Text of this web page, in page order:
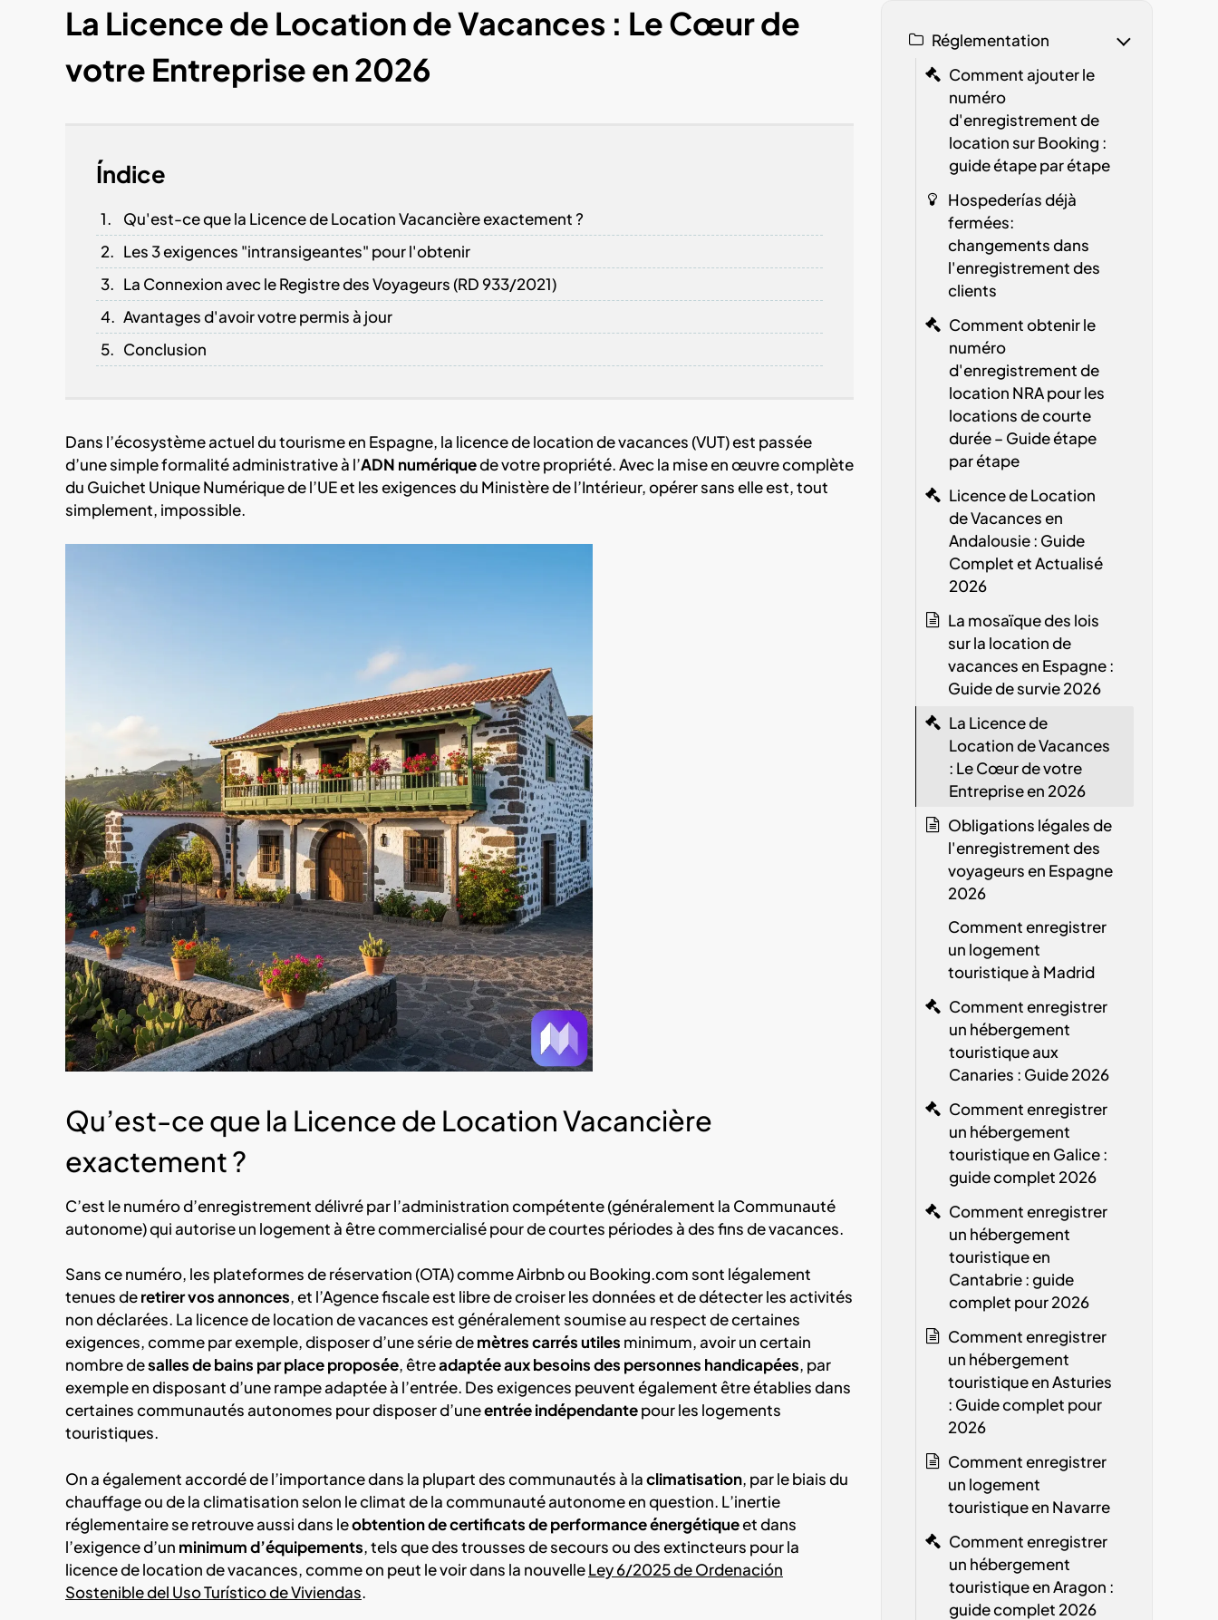
La Licence de Location de Vacances : Le Cœur de
votre Entreprise en 2026
Índice
Qu'est-ce que la Licence de Location Vacancière exactement ?
Les 3 exigences "intransigeantes" pour l'obtenir
La Connexion avec le Registre des Voyageurs (RD 933/2021)
Avantages d'avoir votre permis à jour
Conclusion
Dans l’écosystème actuel du tourisme en Espagne, la licence de location de vacances (VUT) est passée
d’une simple formalité administrative à l’ADN numériquede votre propriété. Avec la mise en œuvre complète
du Guichet Unique Numérique de l’UE et les exigences du Ministère de l’Intérieur, opérer sans elle est, tout
simplement, impossible.
Qu’est-ce que la Licence de Location Vacancière
exactement ?
C’est le numéro d’enregistrement délivré par l’administration compétente (généralement la Communauté
autonome) qui autorise un logement à être commercialisé pour de courtes périodes à des fins de vacances.
Sans ce numéro, les plateformes de réservation (OTA) comme Airbnb ou Booking.com sont légalement
tenues deretirer vos annonces, et l’Agence fiscale est libre de croiser les données et de détecter les activités
non déclarées. La licence de location de vacances est généralement soumise au respect de certaines
exigences, comme par exemple, disposer d’une série demètres carrés utiles minimum, avoir un certain
nombre desalles de bains par place proposée, êtreadaptée aux besoins des personnes handicapées, par
exemple en disposant d’une rampe adaptée à l’entrée. Des exigences peuvent également être établies dans
certaines communautés autonomes pour disposer d’uneentrée indépendantepour les logements
touristiques.
On a également accordé de l’importance dans la plupart des communautés à laclimatisation, par le biais du
chauffage ou de la climatisation selon le climat de la communauté autonome en question. L’inertie
réglementaire se retrouve aussi dans leobtention de certificats de performance énergétiqueet dans
l’exigence d’un minimum d’équipements, tels que des trousses de secours ou des extincteurs pour la
licence de location de vacances, comme on peut le voir dans la nouvelleLey 6/2025 de Ordenación
Sostenible del Uso Turístico de Viviendas.
Réglementation
Comment ajouter le
numéro
d'enregistrement de
location sur Booking :
guide étape par étape
Hospederías déjà
fermées:
changements dans
l'enregistrement des
clients
Comment obtenir le
numéro
d'enregistrement de
location NRApour les
locations de courte
durée – Guide étape
par étape
Licence de Location
de Vacances en
Andalousie : Guide
Complet et Actualisé
2026
La mosaïque des lois
sur la location de
vacances en Espagne :
Guide de survie 2026
La Licence de
Location de Vacances
: Le Cœur de votre
Entreprise en 2026
Obligations légales de
l'enregistrement des
voyageurs en Espagne
2026
Comment enregistrer
un logement
touristique à Madrid
Comment enregistrer
un hébergement
touristique aux
Canaries : Guide 2026
Comment enregistrer
un hébergement
touristique en Galice :
guide complet 2026
Comment enregistrer
un hébergement
touristique en
Cantabrie : guide
complet pour 2026
Comment enregistrer
un hébergement
touristique en Asturies
: Guide complet pour
2026
Comment enregistrer
un logement
touristique en Navarre
Comment enregistrer
un hébergement
touristique en Aragon :
guide complet 2026